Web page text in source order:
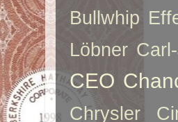
Bullwhip
Löbner
CEO
Chrysler